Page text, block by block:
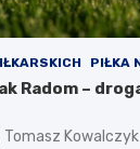
PIŁKA
Radom –
Tomasz Kowalczyk